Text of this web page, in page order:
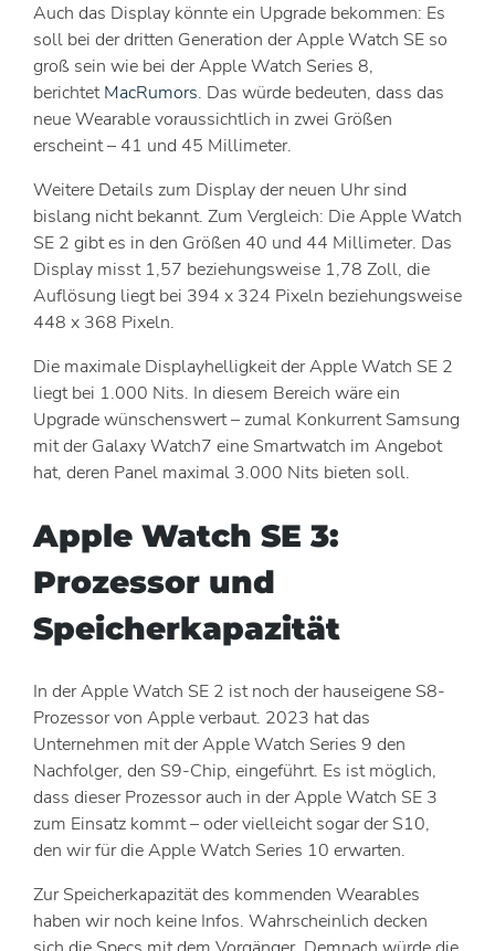
Auch das Display könnte ein Upgrade bekommen: Es
soll bei der dritten Generation der Apple Watch SE so
groß sein wie bei der Apple Watch Series 8,
berichtetMacRumors. Das würde bedeuten, dass das
neue Wearable voraussichtlich in zwei Größen
erscheint – 41 und 45 Millimeter.
Weitere Details zum Display der neuen Uhr sind
bislang nicht bekannt. Zum Vergleich: Die Apple Watch
SE 2 gibt es in den Größen 40 und 44 Millimeter. Das
Display misst 1,57 beziehungsweise 1,78 Zoll, die
Auflösung liegt bei 394 x 324 Pixeln beziehungsweise
448 x 368 Pixeln.
Die maximale Displayhelligkeit der Apple Watch SE 2
liegt bei 1.000 Nits. In diesem Bereich wäre ein
Upgrade wünschenswert – zumal Konkurrent Samsung
mit der Galaxy Watch7 eine Smartwatch im Angebot
hat, deren Panel maximal 3.000 Nits bieten soll.
Apple Watch SE 3:
Prozessor und
Speicherkapazität
In der Apple Watch SE 2 ist noch der hauseigene S8-
Prozessor von Apple verbaut. 2023 hat das
Unternehmen mit der Apple Watch Series 9 den
Nachfolger, den S9-Chip, eingeführt. Es ist möglich,
dass dieser Prozessor auch in der Apple Watch SE 3
zum Einsatz kommt – oder vielleicht sogar der S10,
den wir für die Apple Watch Series 10 erwarten.
Zur Speicherkapazität des kommenden Wearables
haben wir noch keine Infos. Wahrscheinlich decken